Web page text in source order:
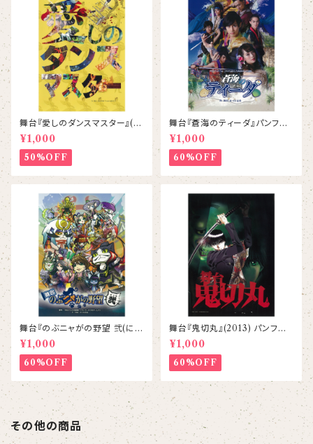
舞台『愛しのダンスマスター』(2
014) パンフレット
¥1,000
50%OFF
舞台『蒼海のティーダ』パンフレ
ット
¥1,000
60%OFF
舞台『のぶニャがの野望 弐(にゃ
ん)』パンフレット
¥1,000
60%OFF
舞台『鬼切丸』(2013) パンフレッ
ト
¥1,000
60%OFF
その他の商品